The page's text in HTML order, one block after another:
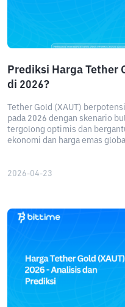
Prediksi Harga Tether
di 2026?
Tether Gold (XAUT)
pada 2026 dengan skenario
tergolong optimis dan
ekonomi dan harga emas
2026-04-23